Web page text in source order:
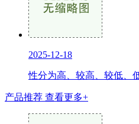
2025-12-18
性分为高、较高、较低、
产品推荐 查看更多+